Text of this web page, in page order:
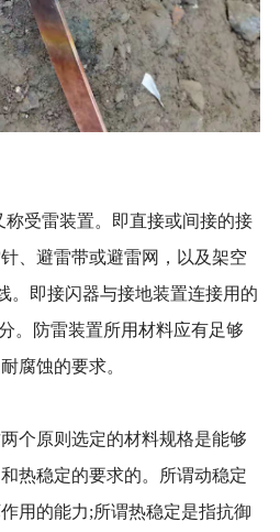
受雷装置。即直接或间接的接
、避雷带或避雷网，以及架空
。即接闪器与接地装置连接用的
。防雷装置所用材料应有足够
腐蚀的要求。
原则选定的材料规格是能够
热稳定的要求的。所谓动稳定
用的能力;所谓热稳定是指抗御